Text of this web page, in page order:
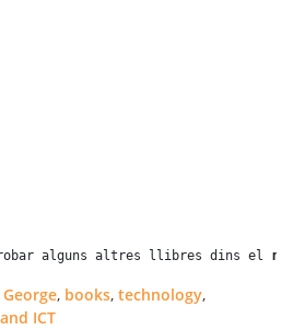
alguns altres llibres dins el
, books, technology,
ICT